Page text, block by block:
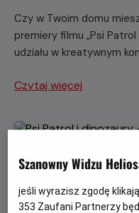
Czy w Twoim domu
premiery filmu „Psi
udziału w kreatywnym
Czytaj więcej
Szanowny Widzu
jeśli wyrazisz zgodę
353 Zaufani Partnerzy